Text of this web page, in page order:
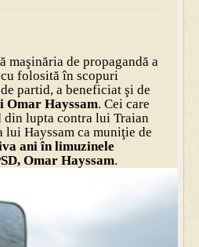
de propagandă a
folosită în scopuri
partid, a beneficiat şi de
Hayssam. Cei care
din lupta contra lui Traian
lui Hayssam ca muniţie de
ani în limuzinele
Omar Hayssam.